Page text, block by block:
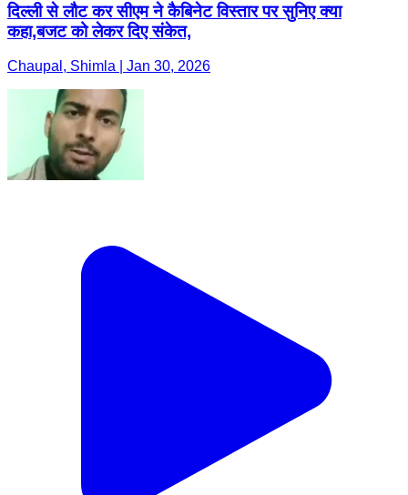
दिल्ली से लौट कर सीएम ने कैबिनेट विस्तार पर सुनिए क्या
कहा,बजट को लेकर दिए संकेत,
Chaupal, Shimla | Jan 30, 2026